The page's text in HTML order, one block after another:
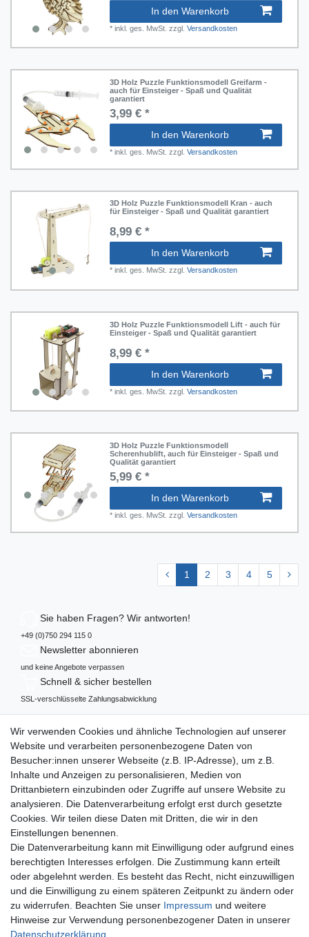
In den Warenkorb
* inkl. ges. MwSt. zzgl. Versandkosten
3D Holz Puzzle Funktionsmodell Greifarm -
auch für Einsteiger - Spaß und Qualität
garantiert
3,99 € *
In den Warenkorb
* inkl. ges. MwSt. zzgl. Versandkosten
3D Holz Puzzle Funktionsmodell Kran - auch
für Einsteiger - Spaß und Qualität garantiert
8,99 € *
In den Warenkorb
* inkl. ges. MwSt. zzgl. Versandkosten
3D Holz Puzzle Funktionsmodell Lift - auch für
Einsteiger - Spaß und Qualität garantiert
8,99 € *
In den Warenkorb
* inkl. ges. MwSt. zzgl. Versandkosten
3D Holz Puzzle Funktionsmodell
Scherenhublift, auch für Einsteiger - Spaß und
Qualität garantiert
5,99 € *
In den Warenkorb
* inkl. ges. MwSt. zzgl. Versandkosten
1 2 3 4 5
Sie haben Fragen? Wir antworten!
+49 (0)750 294 115 0
Newsletter abonnieren
und keine Angebote verpassen
Schnell & sicher bestellen
SSL-verschlüsselte Zahlungsabwicklung
Mehr über...
Widerrufs­recht
Datenschutz
AGB
Impressum
Vertrag widerrufen
Zahlungsweisen
Wir verwenden Cookies und ähnliche Technologien auf unserer
Website und verarbeiten personenbezogene Daten von
Besucher:innen unserer Webseite (z.B. IP-Adresse), um z.B.
Inhalte und Anzeigen zu personalisieren, Medien von
Drittanbietern einzubinden oder Zugriffe auf unsere Website zu
analysieren. Die Datenverarbeitung erfolgt erst durch gesetzte
Cookies. Wir teilen diese Daten mit Dritten, die wir in den
Einstellungen benennen.
Die Datenverarbeitung kann mit Einwilligung oder aufgrund eines
berechtigten Interesses erfolgen. Die Zustimmung kann erteilt
oder abgelehnt werden. Es besteht das Recht, nicht einzuwilligen
und die Einwilligung zu einem späteren Zeitpunkt zu ändern oder
zu widerrufen. Beachten Sie unser Impressum und weitere
Hinweise zur Verwendung personenbezogener Daten in unserer
Daten­schutz­erklärung